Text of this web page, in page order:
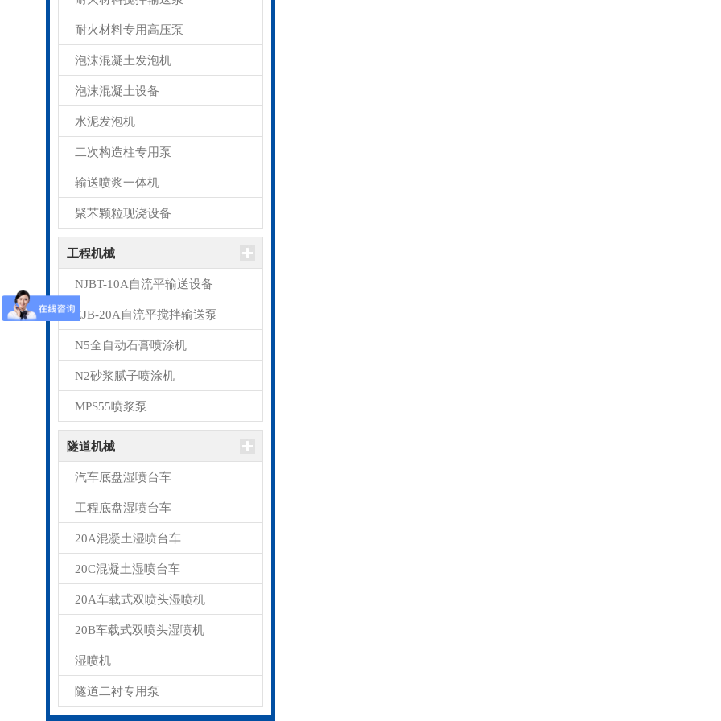
耐火材料专用高压泵
泡沫混凝土发泡机
泡沫混凝土设备
水泥发泡机
二次构造柱专用泵
输送喷浆一体机
聚苯颗粒现浇设备
工程机械
NJBT-10A自流平输送设备
ZJB-20A自流平搅拌输送泵
N5全自动石膏喷涂机
N2砂浆腻子喷涂机
MPS55喷浆泵
隧道机械
汽车底盘湿喷台车
工程底盘湿喷台车
20A混凝土湿喷台车
20C混凝土湿喷台车
20A车载式双喷头湿喷机
20B车载式双喷头湿喷机
湿喷机
隧道二衬专用泵